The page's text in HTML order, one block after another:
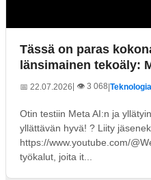
Tässä on paras
länsimainen tekoäly:
📅 22.07.2026| 👁️ 3 068
Otin testiin Meta AI:n ja
yllättävän hyvä! ? Liity
https://www.youtube.com/
työkalut, joita it...